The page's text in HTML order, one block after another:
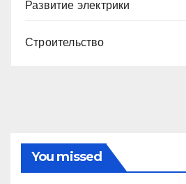
Развитие электрики
Строительство
You missed